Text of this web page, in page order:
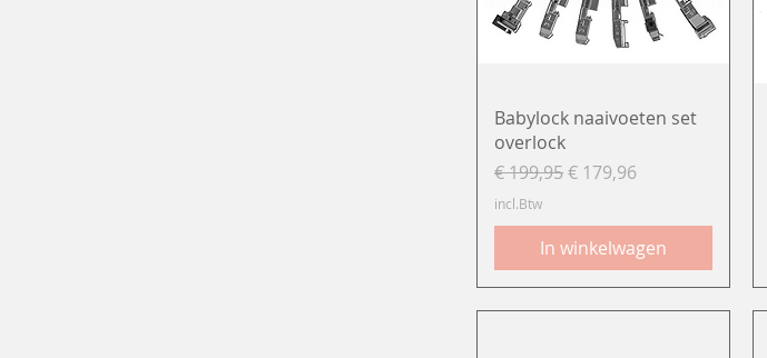
Snel overzicht
Babylock naaivoeten set
overlock
Normale prijs
€ 199,95Verkoopprijs
€ 179,96
incl.Btw
In winkelwagen